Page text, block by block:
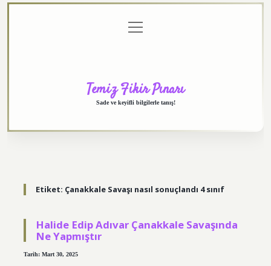
menüyü
aç
Temiz Fikir Pınarı
Sade ve keyifli bilgilerle tanış!
Etiket: Çanakkale Savaşı nasıl sonuçlandı 4 sınıf
Halide Edip Adıvar Çanakkale Savaşında
Ne Yapmıştır
Tarih: Mart 30, 2025